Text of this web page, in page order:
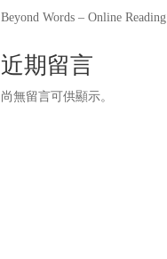
Beyond Words – Online Reading
近期留言
尚無留言可供顯示。